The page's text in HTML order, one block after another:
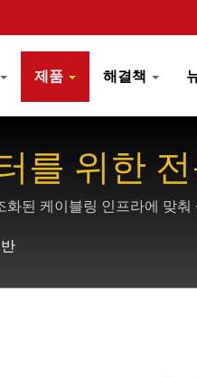
제품 해결책
를 위한
된 케이블링 인프라에 맞